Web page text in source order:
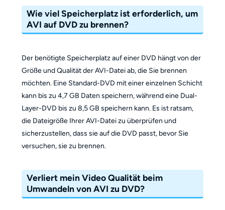
Wie viel Speicherplatz ist erforderlich, um
AVI auf DVD zu brennen?
Der benötigte Speicherplatz auf einer DVD hängt von der
Größe und Qualität der AVI-Datei ab, die Sie brennen
möchten. Eine Standard-DVD mit einer einzelnen Schicht
kann bis zu 4,7 GB Daten speichern, während eine Dual-
Layer-DVD bis zu 8,5 GB speichern kann. Es ist ratsam,
die Dateigröße Ihrer AVI-Datei zu überprüfen und
sicherzustellen, dass sie auf die DVD passt, bevor Sie
versuchen, sie zu brennen.
Verliert mein Video Qualität beim
Umwandeln von AVI zu DVD?